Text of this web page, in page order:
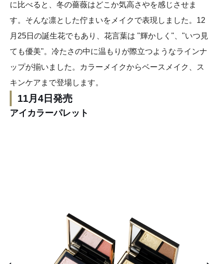
に比べると、冬の薔薇はどこか気高さやを感じさせま
す。そんな凛とした佇まいをメイクで表現しました。12
月25日の誕生花でもあり、花言葉は "輝かしく"、"いつ見
ても優美"。冷たさの中に温もりが際立つようなラインナ
ップが揃いました。カラーメイクからベースメイク、ス
キンケアまで登場します。
11月4日発売
アイカラーパレット